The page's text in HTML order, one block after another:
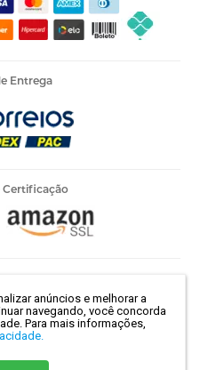
anúncios e melhorar a
navegando, você concorda
Para mais informações,
Entrega
Certificação
SP | CEP 01021-100